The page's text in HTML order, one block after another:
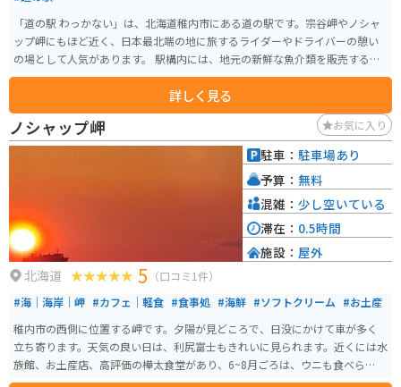
「道の駅 わっかない」は、北海道稚内市にある道の駅です。宗谷岬やノシャ
ップ岬にもほど近く、日本最北端の地に旅するライダーやドライバーの憩い
の場として人気があります。 駅構内には、地元の新鮮な魚介類を販売する
「海鮮工房」や、稚内ブランドの牛乳を使用したソフトクリームが人気の
「ミルクハウス」などがあります。 また、お土産コーナーも充実しており、
ここでしか買えない限定グッズなども販売しています。 バイクで訪れる場合
は、駐車場も広々としているので安心です。周辺には、日本最北端の地の碑
や宗谷丘陵など、観光スポットも点在しているので、ぜひ立ち寄ってみてく
詳しく見る
ノシャップ岬 お気に入り
北海道 5 （口コミ1件）
#海｜海岸｜岬 #カフェ｜軽食 #食事処 #海鮮 #ソフトクリーム #お土産
稚内市の西側に位置する岬です。夕陽が見どころで、日没にかけて車が多く
立ち寄ります。天気の良い日は、利尻富士もきれいに見られます。近くには水
族館、お土産店、高評価の樺太食堂があり、6~8月ごろは、ウニも食べられま
す。
駐車： 駐車場あり
予算： 無料
混雑： 少し空いている
滞在： 0.5時間
施設： 屋外